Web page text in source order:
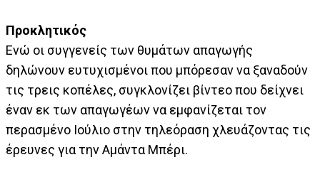
Προκλητικός
Ενώ οι συγγενείς των θυμάτων απαγωγής
δηλώνουν ευτυχισμένοι που μπόρεσαν να ξαναδούν
τις τρεις κοπέλες, συγκλονίζει βίντεο που δείχνει
έναν εκ των απαγωγέων να εμφανίζεται τον
περασμένο Ιούλιο στην τηλεόραση χλευάζοντας τις
έρευνες για την Αμάντα Μπέρι.